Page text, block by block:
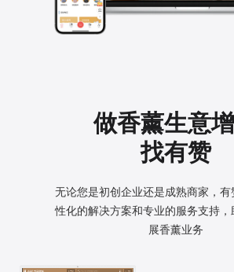
做香薰生意
找有赞
无论您是初创企业还是成熟商家，有
性化的解决方案和专业的服务支持，
展香薰业务